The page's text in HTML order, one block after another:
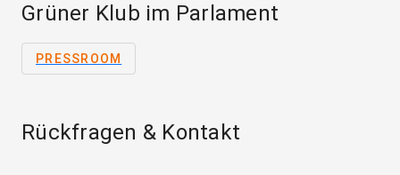
Grüner Klub im Parlament
PRESSROOM
Rückfragen & Kontakt